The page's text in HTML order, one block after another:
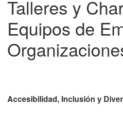
Talleres y
Equipos de
Accesibilidad, Inclusión y